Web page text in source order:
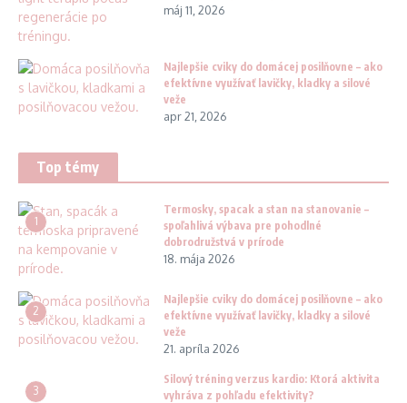
máj 11, 2026
Najlepšie cviky do domácej posilňovne – ako
efektívne využívať lavičky, kladky a silové
veže
apr 21, 2026
Top témy
1
Termosky, spacak a stan na stanovanie –
spoľahlivá výbava pre pohodlné
dobrodružstvá v prírode
18. mája 2026
2
Najlepšie cviky do domácej posilňovne – ako
efektívne využívať lavičky, kladky a silové
veže
21. apríla 2026
3
Silový tréning verzus kardio: Ktorá aktivita
vyhráva z pohľadu efektivity?